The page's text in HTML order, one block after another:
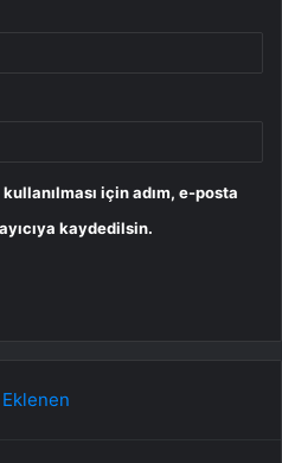
için adım, e-posta
kaydedilsin.